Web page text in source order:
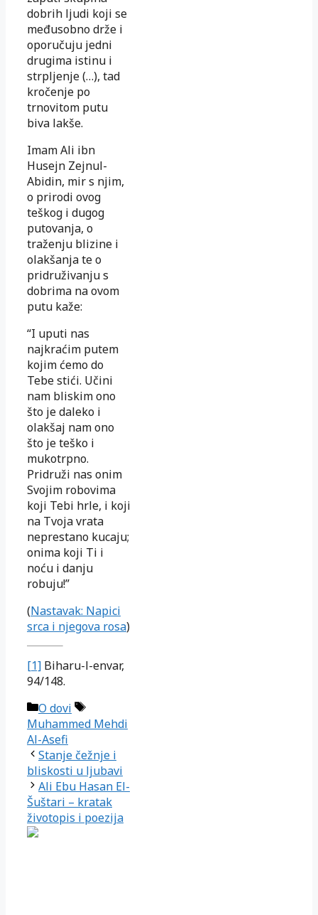
dobrih ljudi koji se
međusobno drže i
oporučuju jedni
drugima istinu i
strpljenje (…), tad
kročenje po
trnovitom putu
biva lakše.
Imam Ali ibn
Husejn Zejnul-
Abidin, mir s njim,
o prirodi ovog
teškog i dugog
putovanja, o
traženju blizine i
olakšanja te o
pridruživanju s
dobrima na ovom
putu kaže:
“I uputi nas
najkraćim putem
kojim ćemo do
Tebe stići. Učini
nam bliskim ono
što je daleko i
olakšaj nam ono
što je teško i
mukotrpno.
Pridruži nas onim
Svojim robovima
koji Tebi hrle, i koji
na Tvoja vrata
neprestano kucaju;
onima koji Ti i
noću i danju
robuju!”
(Nastavak: Napici
srca i njegova rosa)
[1] Biharu-l-envar,
94/148.
Kategorije
O dovi
Oznake
Muhammed Mehdi
Al-Asefi
Stanje čežnje i
bliskosti u ljubavi
Ali Ebu Hasan El-
Šuštari – kratak
životopis i poezija